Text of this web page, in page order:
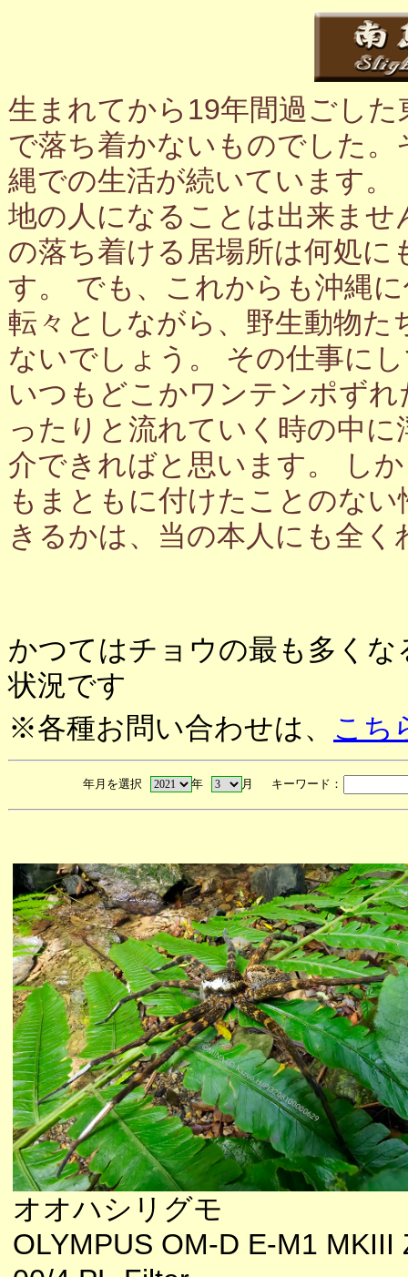
生まれてから19年間過ごし
で落ち着かないものでした
縄での生活が続いています
地の人になることは出来ま
の落ち着ける居場所は何処
す。 でも、これからも沖縄
転々としながら、野生動物
ないでしょう。 その仕事に
いつもどこかワンテンポず
ったりと流れていく時の中
介できればと思います。 し
もまともに付けたことのな
きるかは、当の本人にも全く
かつてはチョウの最も多く
状況です
※各種お問い合わせは、 こち
年月を選択 年 月 キーワード：
オオハシリグモ
OLYMPUS OM-D E-M1 MKIII